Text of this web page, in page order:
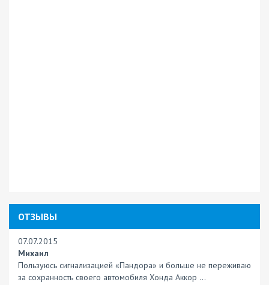
ОТЗЫВЫ
07.07.2015
Михаил
Пользуюсь сигнализацией «Пандора» и больше не переживаю
за сохранность своего автомобиля Хонда Аккор ...